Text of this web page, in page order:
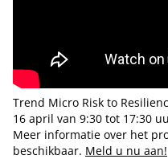
Trend Micro Risk to
16 april van 9:30 tot 17:30
Meer informatie over het
beschikbaar. Meld u nu aan!